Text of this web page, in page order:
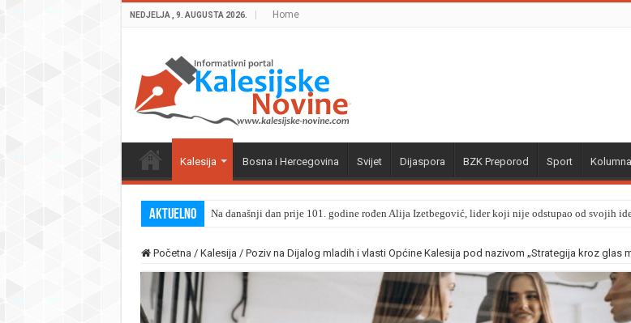
NEDJELJA , 9. AUGUSTA 2026. Home
Kalesija Bosna i Hercegovina Svijet Dijaspora BZK Preporod Sport Kolumna
Aktuelno Na današnji dan prije 101. godine rođen Alija Izetbegović, lider koji nije odstupao od svojih
Početna / Kalesija / Poziv na Dijalog mladih i vlasti Općine Kalesija pod nazivom „Strategija kroz glas